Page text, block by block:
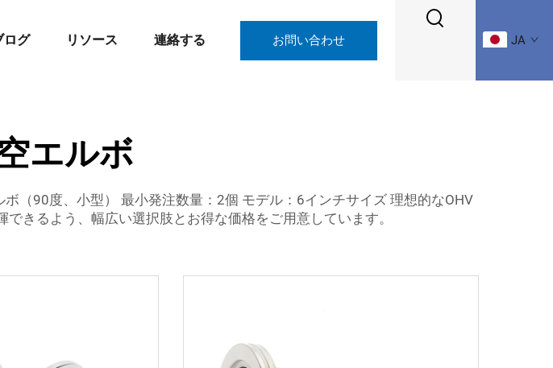
ログ リソース 連絡する お問い合わせ JA
エルボ
（90度、小型） 最小発注数量：2個 モデル：6インチサイズ 理想的なOHV
きるよう、幅広い選択肢とお得な価格をご用意しています。